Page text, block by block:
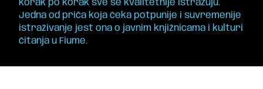
korak po korak sve se kvalitetnije istražuju.
Jedna od priča koja čeka potpunije i suvremenije
istraživanje jest ona o javnim knjižnicama i kulturi
čitanja u Fiume.